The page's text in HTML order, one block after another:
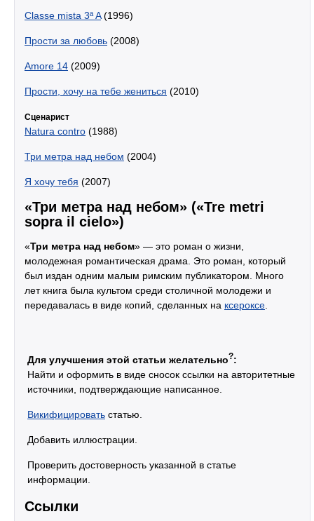
Classe mista 3ª A(1996)
Прости за любовь (2008)
Amore 14 (2009)
Прости, хочу на тебе жениться (2010)
Cценарист
Natura contro (1988)
Три метра над небом (2004)
Я хочу тебя (2007)
«Три метра над небом» («Tre metri
sopra il cielo»)
«Три метра над небом» — это роман о жизни,
молодежная романтическая драма. Это роман, который
был издан одним малым римским публикатором. Много
лет книга была культом среди столичной молодежи и
передавалась в виде копий, сделанных на ксероксе
Для улучшения этой статьи желательно?:
Найти и оформить в виде сносок ссылки на авторитетные
источники, подтверждающие написанное.
Викифицировать статью.
Добавить иллюстрации.
Проверить достоверность указанной в статье
информации.
Ссылки